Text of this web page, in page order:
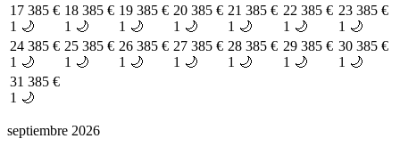
17 385 €
1 🌙
18 385 €
1 🌙
19 385 €
1 🌙
20 385 €
1 🌙
21 385 €
1 🌙
22 385 €
1 🌙
23 385 €
1 🌙
24 385 €
1 🌙
25 385 €
1 🌙
26 385 €
1 🌙
27 385 €
1 🌙
28 385 €
1 🌙
29 385 €
1 🌙
30 385 €
1 🌙
31 385 €
1 🌙
septiembre 2026